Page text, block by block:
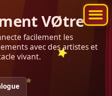
VØtre
facilement les
avec des artistes et
vivant.